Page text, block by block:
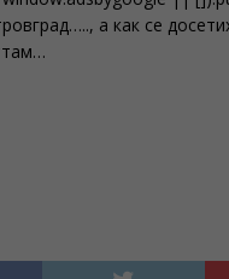
а как се